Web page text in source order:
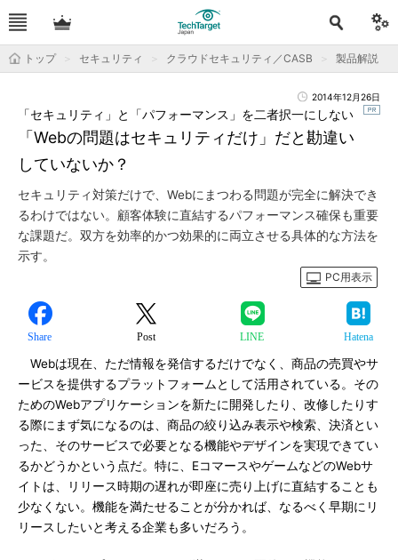
トップ セキュリティ クラウドセキュリティ／CASB 製品解説
2014年12月26日
「Webの問題はセキュリティだけ」だと勘違い
していないか？
「セキュリティ」と「パフォーマンス」を二者択一にしない
セキュリティ対策だけで、Webにまつわる問題が完全に解決でき
るわけではない。顧客体験に直結するパフォーマンス確保も重要
な課題だ。双方を効率的かつ効果的に両立させる具体的な方法を
示す。
PC用表示
Share Post LINE Hatena
Webは現在、ただ情報を発信するだけでなく、商品の売買やサ
ービスを提供するプラットフォームとして活用されている。その
ためのWebアプリケーションを新たに開発したり、改修したりす
る際にまず気になるのは、商品の絞り込み表示や検索、決済とい
った、そのサービスで必要となる機能やデザインを実現できてい
るかどうかという点だ。特に、EコマースやゲームなどのWebサ
イトは、リリース時期の遅れが即座に売り上げに直結することも
少なくない。機能を満たせることが分かれば、なるべく早期にリ
リースしたいと考える企業も多いだろう。